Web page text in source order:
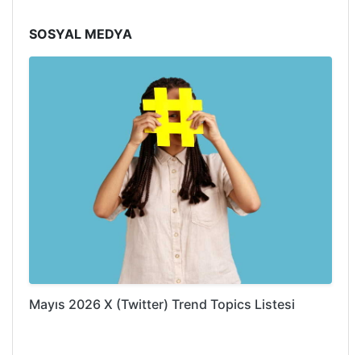
SOSYAL MEDYA
Mayıs 2026 X (Twitter) Trend Topics Listesi